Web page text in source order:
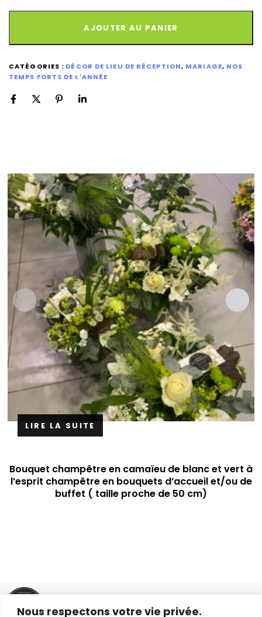
Nous respectons votre vie privée.
AJOUTER AU PANIER
CATÉGORIES : DÉCOR DE LIEU DE RÉCEPTION, MARIAGE, NOS
TEMPS FORTS DE L'ANNÉE
LIRE LA SUITE
Bouquet champêtre en camaïeu de blanc et vert à
l’esprit champêtre en bouquets d’accueil et/ou de
buffet ( taille proche de 50 cm)
utiles